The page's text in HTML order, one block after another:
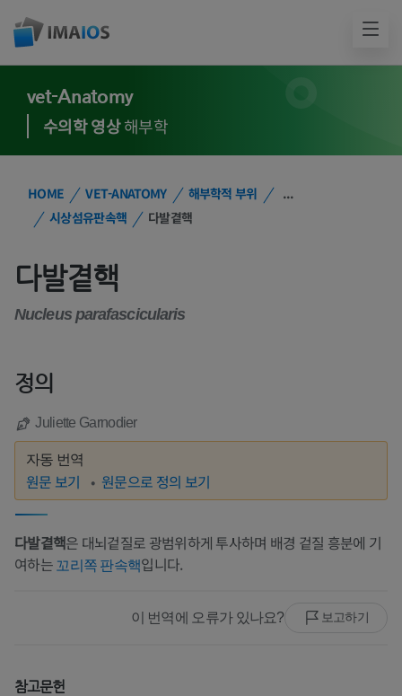
vet-Anatomy
수의학 영상해부학
HOME VET-ANATOMY 해부학적 부위
...
시상섬유판속핵
다발곁핵
다발곁핵
Nucleus parafascicularis
정의
Juliette Garnodier
자동 번역
원문 보기 원문으로 정의 보기
다발곁핵은 대뇌겉질로 광범위하게 투사하며 배경 겉질 흥분에 기
여하는꼬리쪽 판속핵입니다.
이 번역에 오류가 있나요? 보고하기
참고문헌